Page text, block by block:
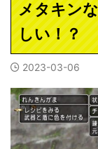
メタキン
しい！？
2023-03-06